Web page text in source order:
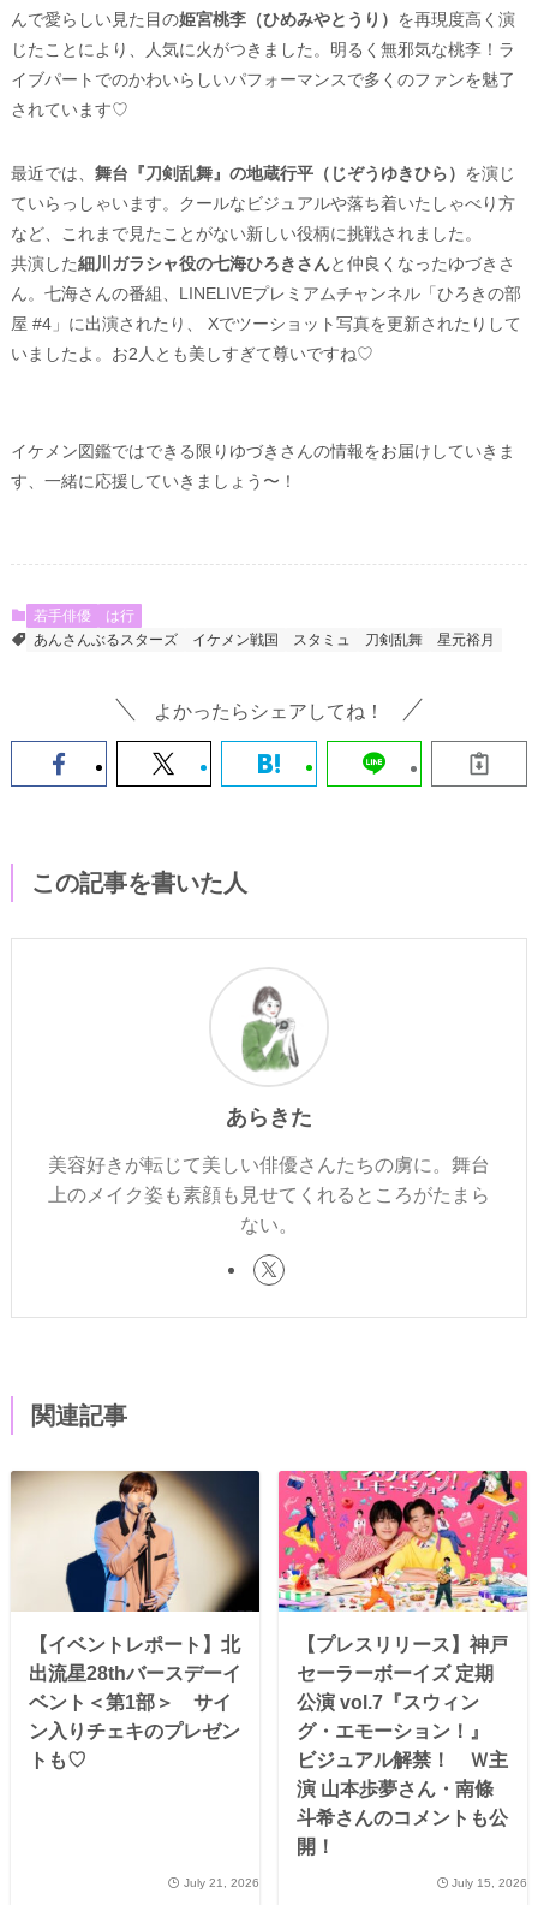
んで愛らしい見た目の姫宮桃李（ひめみやとうり） を再現度高く演
じたことにより、人気に火がつきました。明るく無邪気な桃李！ラ
イブパートでのかわいらしいパフォーマンスで多くのファンを魅了
されています♡
最近では、 舞台『刀剣乱舞』の地蔵行平（じぞうゆきひら） を演じ
ていらっしゃいます。クールなビジュアルや落ち着いたしゃべり方
など、これまで見たことがない新しい役柄に挑戦されました。
共演した細川ガラシャ役の七海ひろきさんと仲良くなったゆづきさ
ん。七海さんの番組、LINELIVEプレミアムチャンネル「ひろきの部
屋 #4」に出演されたり、 Xでツーショット写真を更新されたりして
いましたよ。お2人とも美しすぎて尊いですね♡
イケメン図鑑ではできる限りゆづきさんの情報をお届けしていきま
す、一緒に応援していきましょう〜！
若手俳優
は行
あんさんぶるスターズ
イケメン戦国 スタミュ 刀剣乱舞 星元裕月
よかったらシェアしてね！
この記事を書いた人
あらきた
美容好きが転じて美しい俳優さんたちの虜に。舞台
上のメイク姿も素顔も見せてくれるところがたまら
ない。
関連記事
【イベントレポート】北
出流星28thバースデーイ
ベント＜第1部＞ サイ
ン入りチェキのプレゼン
トも♡
July 21, 2026
【プレスリリース】神戸
セーラーボーイズ 定期
公演 vol.7『スウィン
グ・エモーション！』
ビジュアル解禁！ Ｗ主
演 山本歩夢さん・南條
斗希さんのコメントも公
開！
July 15, 2026